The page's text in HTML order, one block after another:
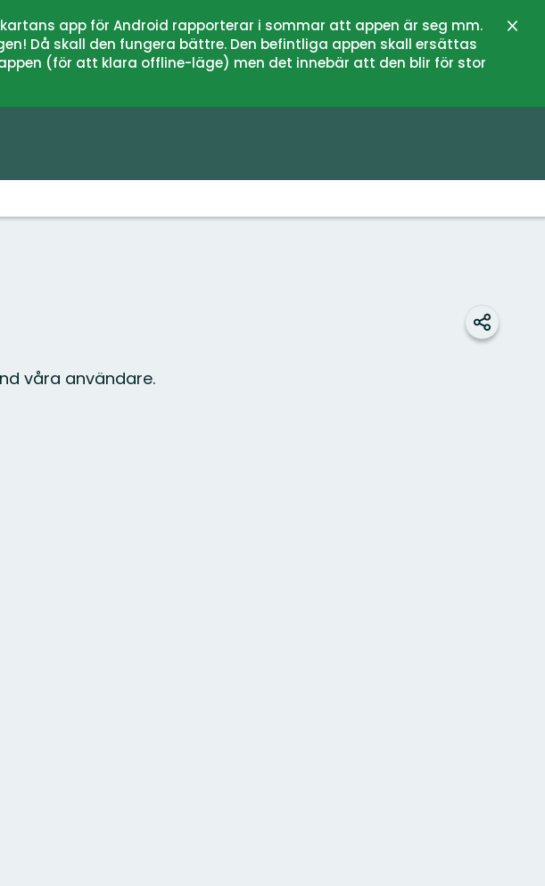
app för Android rapporterar i sommar att appen är seg mm.
Då skall den fungera bättre. Den befintliga appen skall ersättas
(för att klara offline-läge) men det innebär att den blir för stor
våra användare.
Dela